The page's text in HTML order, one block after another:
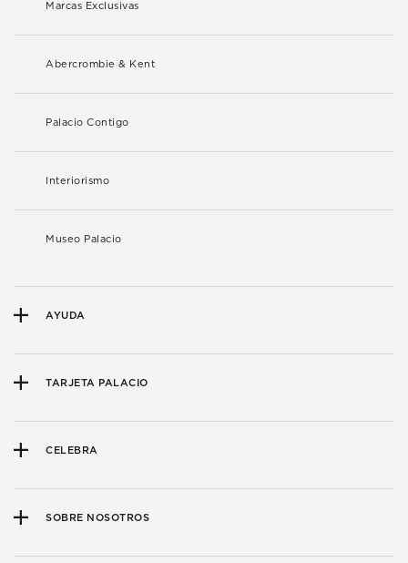
Marcas Exclusivas
Abercrombie & Kent
Palacio Contigo
Interiorismo
Museo Palacio
AYUDA
TARJETA PALACIO
CELEBRA
SOBRE NOSOTROS